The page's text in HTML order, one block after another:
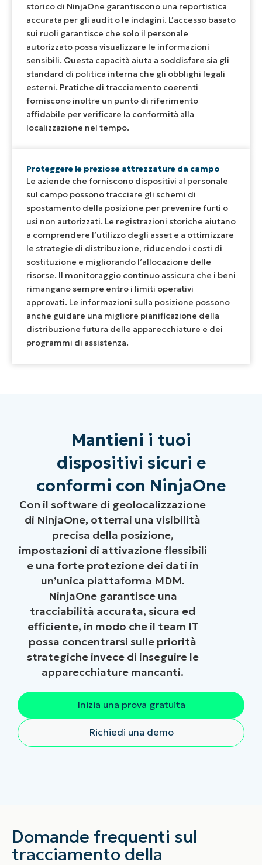
storico di NinjaOne garantiscono una reportistica
accurata per gli audit o le indagini. L’accesso basato
sui ruoli garantisce che solo il personale
autorizzato possa visualizzare le informazioni
sensibili. Questa capacità aiuta a soddisfare sia gli
standard di politica interna che gli obblighi legali
esterni. Pratiche di tracciamento coerenti
forniscono inoltre un punto di riferimento
affidabile per verificare la conformità alla
localizzazione nel tempo.
Proteggere le preziose attrezzature da campo
Le aziende che forniscono dispositivi al personale
sul campo possono tracciare gli schemi di
spostamento della posizione per prevenire furti o
usi non autorizzati. Le registrazioni storiche aiutano
a comprendere l’utilizzo degli asset e a ottimizzare
le strategie di distribuzione, riducendo i costi di
sostituzione e migliorando l’allocazione delle
risorse. Il monitoraggio continuo assicura che i beni
rimangano sempre entro i limiti operativi
approvati. Le informazioni sulla posizione possono
anche guidare una migliore pianificazione della
distribuzione futura delle apparecchiature e dei
programmi di assistenza.
Mantieni i tuoi
dispositivi sicuri e
conformi con NinjaOne
Con il software di geolocalizzazione
di NinjaOne, otterrai una visibilità
precisa della posizione,
impostazioni di attivazione flessibili
e una forte protezione dei dati in
un’unica piattaforma MDM.
NinjaOne garantisce una
tracciabilità accurata, sicura ed
efficiente, in modo che il team IT
possa concentrarsi sulle priorità
strategiche invece di inseguire le
apparecchiature mancanti.
Inizia una prova gratuita
Richiedi una demo
Domande frequenti sul
tracciamento della